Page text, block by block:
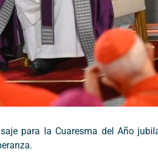
para la Cuaresma del Año